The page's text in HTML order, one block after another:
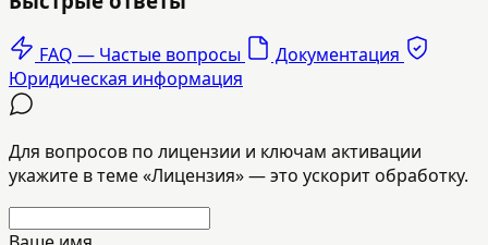
FAQ — Частые вопросы
Документация
Юридическая информация
Для вопросов по лицензии и ключам активации
укажите в теме «Лицензия» — это ускорит обработку.